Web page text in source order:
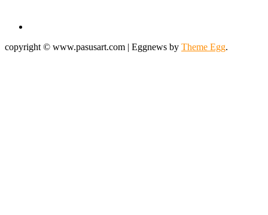
copyright © www.pasusart.com | Eggnews by Theme Egg.